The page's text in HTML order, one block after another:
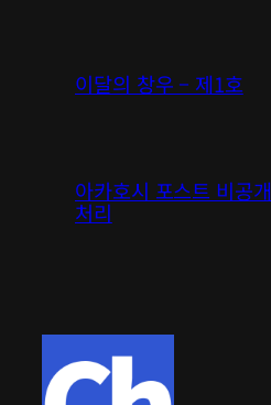
이달의 창우 – 제1호
아카호시 포스트 비공개
처리